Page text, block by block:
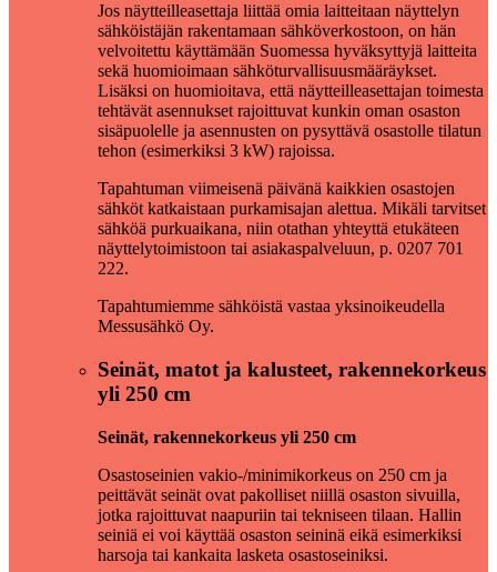
Jos näytteilleasettaja liittää omia laitteitaan näyttelyn
sähköistäjän rakentamaan sähköverkostoon, on hän
velvoitettu käyttämään Suomessa hyväksyttyjä laitteita
sekä huomioimaan sähköturvallisuusmääräykset.
Lisäksi on huomioitava, että näytteilleasettajan toimesta
tehtävät asennukset rajoittuvat kunkin oman osaston
sisäpuolelle ja asennusten on pysyttävä osastolle tilatun
tehon (esimerkiksi 3 kW) rajoissa.
Tapahtuman viimeisenä päivänä kaikkien osastojen
sähköt katkaistaan purkamisajan alettua. Mikäli tarvitset
sähköä purkuaikana, niin otathan yhteyttä etukäteen
näyttelytoimistoon tai asiakaspalveluun, p. 0207 701
222.
Tapahtumiemme sähköistä vastaa yksinoikeudella
Messusähkö Oy.
Seinät, matot ja kalusteet, rakennekorkeus
yli 250 cm
Seinät, rakennekorkeus yli 250 cm
Osastoseinien vakio-/minimikorkeus on 250 cm ja
peittävät seinät ovat pakolliset niillä osaston sivuilla,
jotka rajoittuvat naapuriin tai tekniseen tilaan. Hallin
seiniä ei voi käyttää osaston seininä eikä esimerkiksi
harsoja tai kankaita lasketa osastoseiniksi.